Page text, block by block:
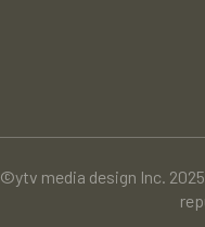
©ytv media design Inc.